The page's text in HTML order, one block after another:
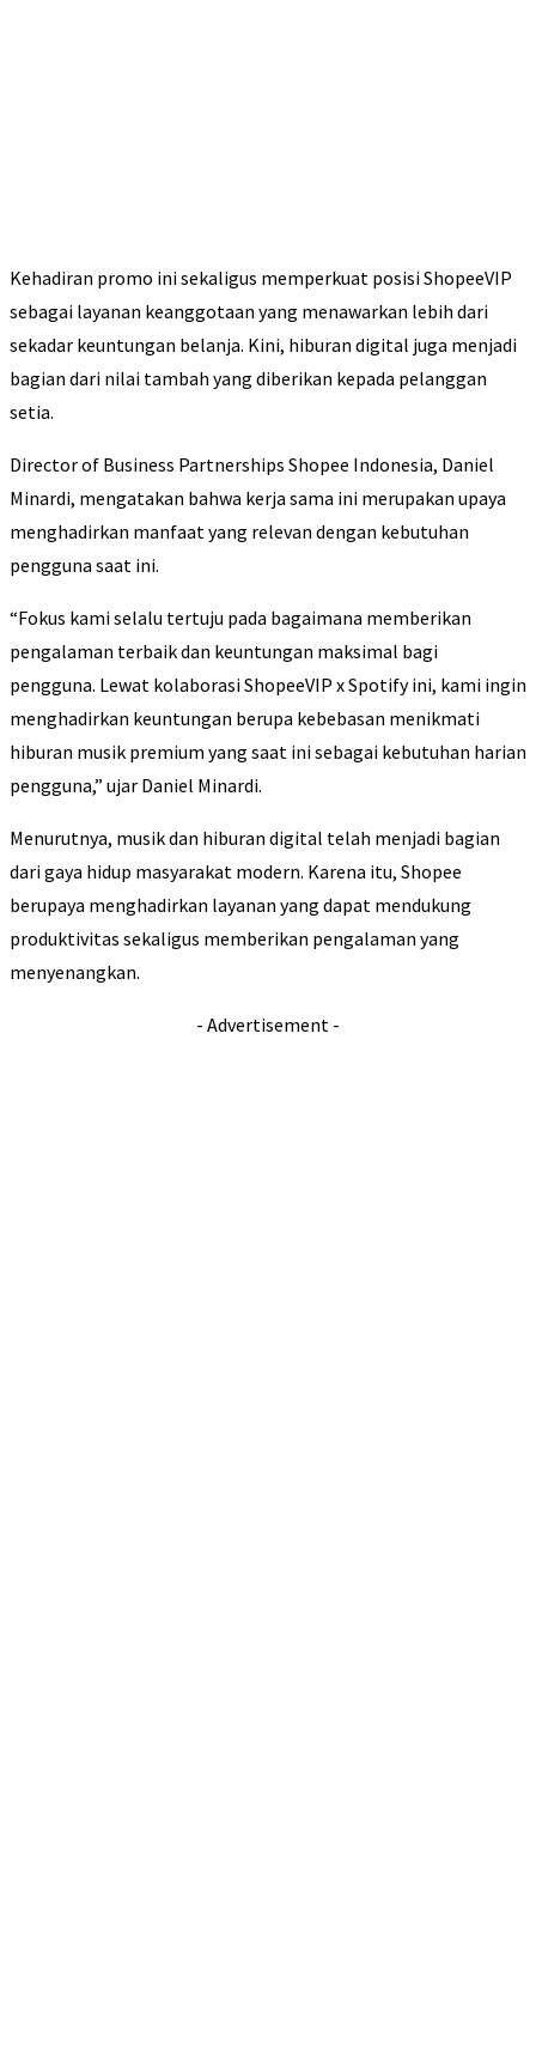
Kehadiran promo ini sekaligus memperkuat posisi ShopeeVIP
sebagai layanan keanggotaan yang menawarkan lebih dari
sekadar keuntungan belanja. Kini, hiburan digital juga menjadi
bagian dari nilai tambah yang diberikan kepada pelanggan
setia.
Director of Business Partnerships Shopee Indonesia, Daniel
Minardi, mengatakan bahwa kerja sama ini merupakan upaya
menghadirkan manfaat yang relevan dengan kebutuhan
pengguna saat ini.
“Fokus kami selalu tertuju pada bagaimana memberikan
pengalaman terbaik dan keuntungan maksimal bagi
pengguna. Lewat kolaborasi ShopeeVIP x Spotify ini, kami ingin
menghadirkan keuntungan berupa kebebasan menikmati
hiburan musik premium yang saat ini sebagai kebutuhan harian
pengguna,” ujar Daniel Minardi.
Menurutnya, musik dan hiburan digital telah menjadi bagian
dari gaya hidup masyarakat modern. Karena itu, Shopee
berupaya menghadirkan layanan yang dapat mendukung
produktivitas sekaligus memberikan pengalaman yang
menyenangkan.
- Advertisement -